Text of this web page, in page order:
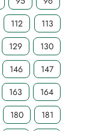
112
113
129
130
146
147
163
164
180
181